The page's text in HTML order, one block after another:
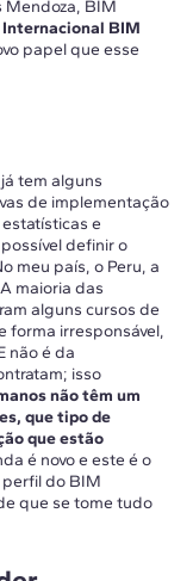
Mendoza, BIM
BIM
papel que esse
tem alguns
de implementação
e
definir o
meu país, o Peru, a
maioria das
alguns cursos de
forma irresponsável,
não é da
isso
não têm um
que tipo de
que estão
é novo e este é o
do BIM
que se tome tudo